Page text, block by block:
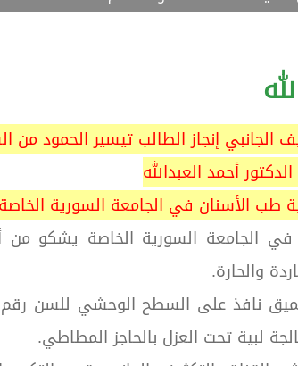
الجانبي إنجاز الطالب تيسير الحمود من
أحمد العبدالله
طب الأسنان في الجامعة السورية الخاصة
طب الأسنان في الجامعة السورية الخاصة
والحارة.
لبية تحت العزل بالحاجز المطاطي.